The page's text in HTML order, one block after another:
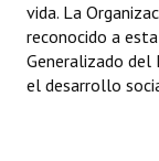
vida. La
reconocido a
Generalizado
el desarrollo